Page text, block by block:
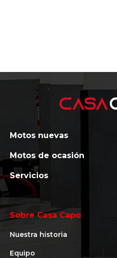
Motos nuevas
Motos de ocasión
Servicios
Sobre Casa Capo
Nuestra historia
Equipo